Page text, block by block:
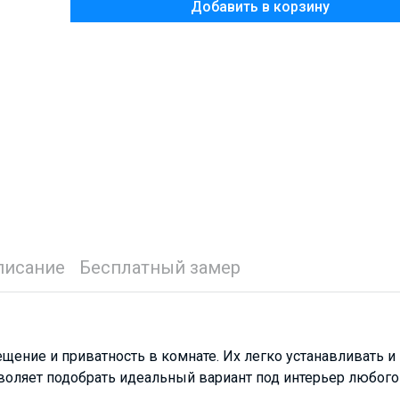
Добавить в корзину
Бесплатный замер
и приватность в комнате. Их легко устанавливать и
подобрать идеальный вариант под интерьер любого